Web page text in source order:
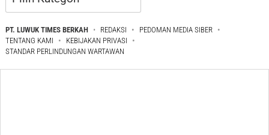
PT. LUWUK TIMES BERKAH REDAKSI
PEDOMAN MEDIA SIBER
TENTANG KAMI
KEBIJAKAN PRIVASI
STANDAR PERLINDUNGAN WARTAWAN